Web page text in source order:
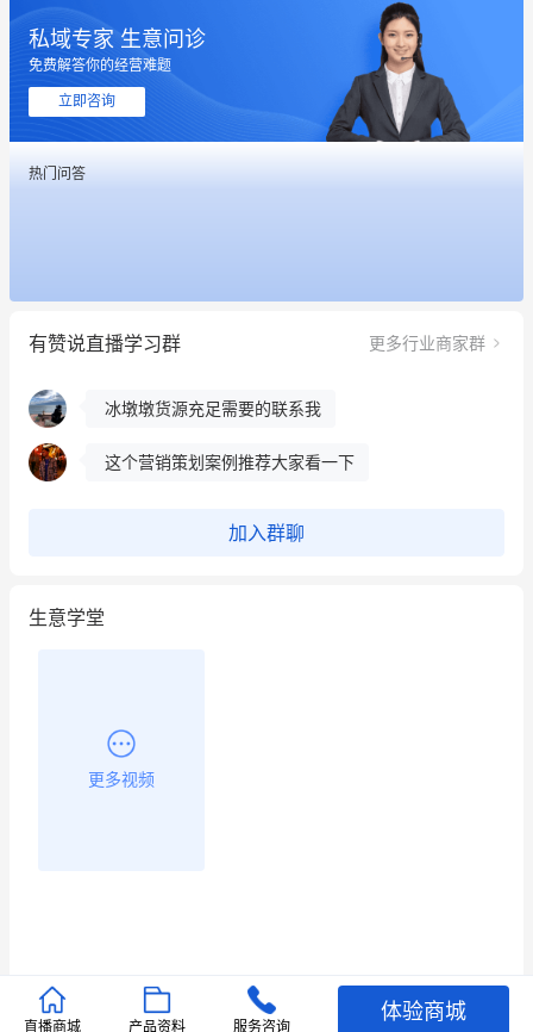
私域专家 生意问诊
免费解答你的经营难题
立即咨询
热门问答
有赞说直播学习群 更多行业商家群
餐饮也得靠私域和服务提高竞争力
昨晚的直播课程太好啦❤️
冰墩墩货源充足需要的联系我
这个营销策划案例推荐大家看一下
加入群聊
生意学堂
更多视频
推荐文章
直播商城 产品资料 服务咨询
体验商城